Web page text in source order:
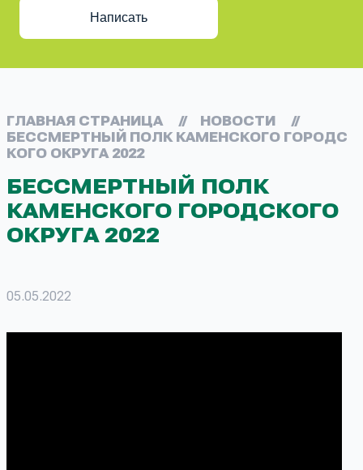
Написать
ГЛАВНАЯ СТРАНИЦА // НОВОСТИ
//
БЕССМЕРТНЫЙ ПОЛК КАМЕНСКОГО ГОРОДС
КОГО ОКРУГА 2022
БЕССМЕРТНЫЙ ПОЛК
КАМЕНСКОГО ГОРОДСКОГО
ОКРУГА 2022
05.05.2022